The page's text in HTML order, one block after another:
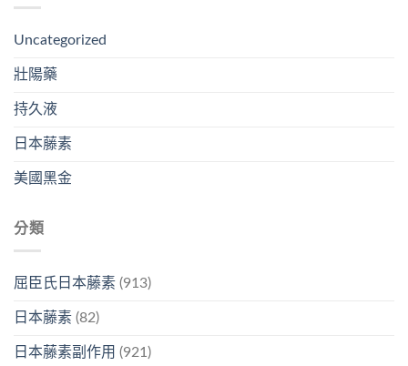
Uncategorized
壯陽藥
持久液
日本藤素
美國黑金
分類
屈臣氏日本藤素 (913)
日本藤素 (82)
日本藤素副作用 (921)